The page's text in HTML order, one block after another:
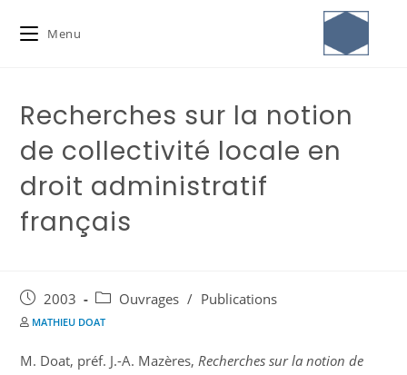
Menu
Recherches sur la notion
de collectivité locale en
droit administratif
français
2003 Ouvrages / Publications
MATHIEU DOAT
M. Doat, préf. J.-A. Mazères,Recherches sur la notion de